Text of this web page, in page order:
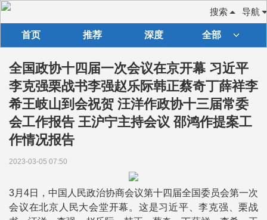
导航
搜索
首页 推荐 深度 全部
全国政协十四届一次会议在京开幕 习近平
李克强栗战书李强赵乐际韩正蔡奇丁薛祥李
希王岐山到会祝贺 汪洋作政协十三届常委
会工作报告 王沪宁主持会议 邵鸿作提案工
作情况报告
2023-03-05 07:50
3月4日，中国人民政治协商会议第十四届全国委员会第一次
会议在北京人民大会堂开幕。这是习近平、李克强、栗战